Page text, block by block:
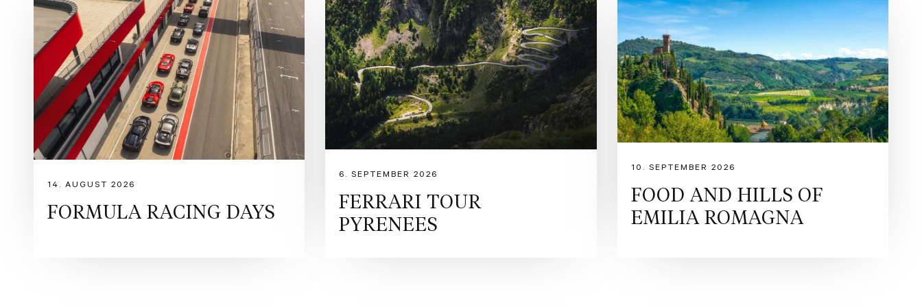
14. AUGUST 2026
FORMULA RACING DAYS
6. SEPTEMBER 2026
FERRARI TOUR
PYRENEES
10. SEPTEMBER 2026
FOOD AND HILLS OF
EMILIA ROMAGNA